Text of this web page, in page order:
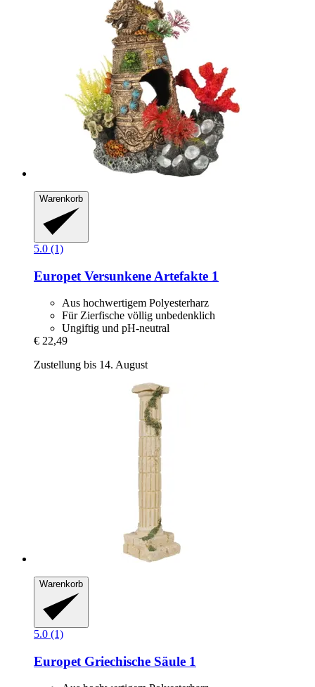
Warenkorb
5.0 (1)
Europet Versunkene Artefakte 1
Aus hochwertigem Polyesterharz
Für Zierfische völlig unbedenklich
Ungiftig und pH-neutral
€ 22,49
Zustellung bis 14. August
Warenkorb
5.0 (1)
Europet Griechische Säule 1